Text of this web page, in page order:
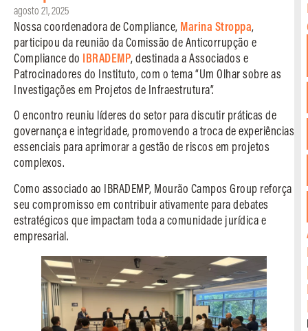
agosto 21, 2025
Nossa coordenadora de Compliance, Marina Stroppa,
participou da reunião da Comissão de Anticorrupção e
Compliance do IBRADEMP, destinada a Associados e
Patrocinadores do Instituto, com o tema “Um Olhar sobre as
Investigações em Projetos de Infraestrutura”.
O encontro reuniu líderes do setor para discutir práticas de
governança e integridade, promovendo a troca de experiências
essenciais para aprimorar a gestão de riscos em projetos
complexos.
Como associado ao IBRADEMP, Mourão Campos Group reforça
seu compromisso em contribuir ativamente para debates
estratégicos que impactam toda a comunidade jurídica e
empresarial.